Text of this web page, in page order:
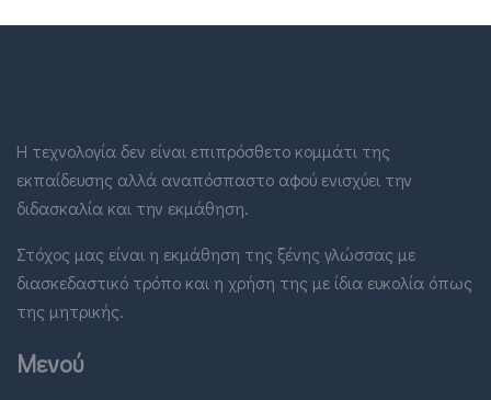
Η τεχνολογία δεν είναι επιπρόσθετο κομμάτι της
εκπαίδευσης αλλά αναπόσπαστο αφού ενισχύει την
διδασκαλία και την εκμάθηση.
Στόχος μας είναι η εκμάθηση της ξένης γλώσσας με
διασκεδαστικό τρόπο και η χρήση της με ίδια ευκολία όπως
της μητρικής.
Μενού